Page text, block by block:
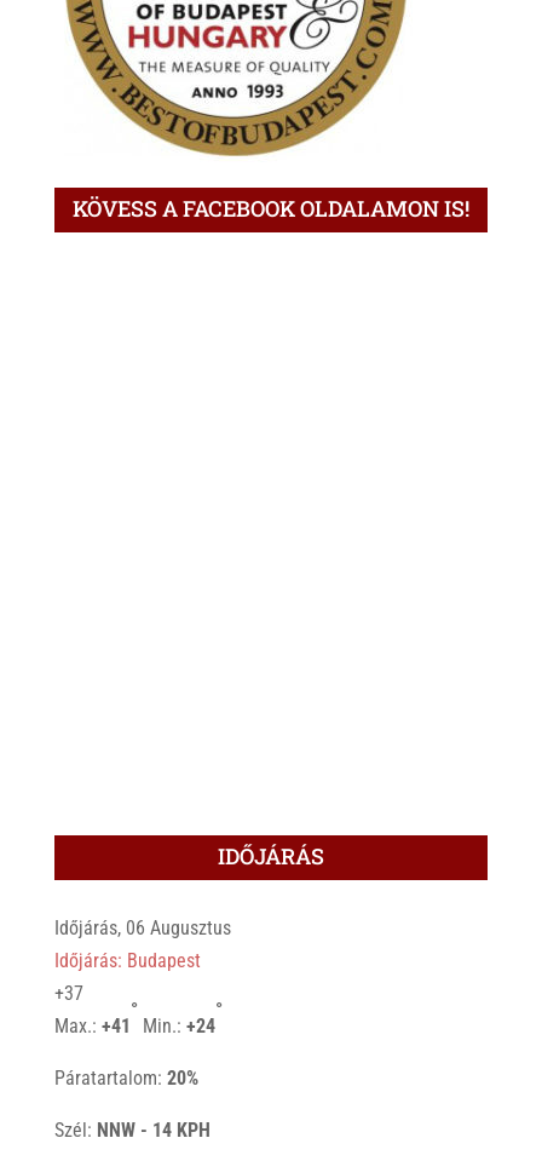
KÖVESS A FACEBOOK OLDALAMON IS!
IDŐJÁRÁS
Időjárás, 06 Augusztus
Időjárás: Budapest
+37
Max.: +41
°
Min.: +24
°
Páratartalom: 20%
Szél: NNW - 14 KPH